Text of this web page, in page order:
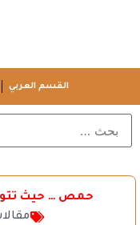
القسم العربي
حمص … حيث